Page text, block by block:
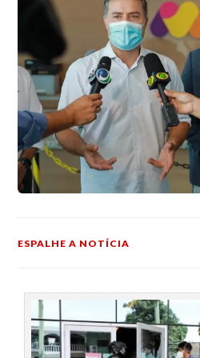
ESPALHE A NOTÍCIA